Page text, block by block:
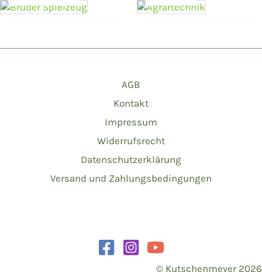
AGB
Kontakt
Impressum
Widerrufsrecht
Datenschutzerklärung
Versand und Zahlungsbedingungen
© Kutschenmeyer 2026